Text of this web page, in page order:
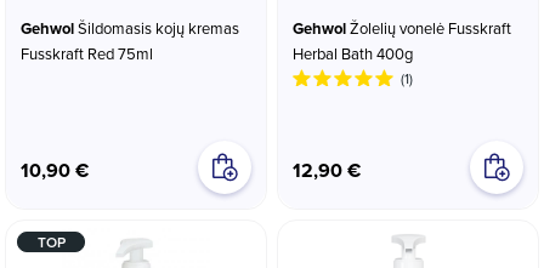
Gehwol
Fusskraft Red 75ml
10,90 €
Gehwol
Herbal Bath 400g
(1)
12,90 €
TOP